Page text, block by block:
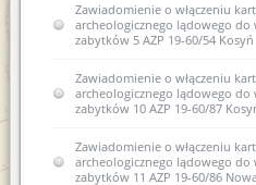
Zawiadomienie o włączeniu
archeologicznego lądowego
zabytków 5 AZP 19-60/54 Kosyń
Zawiadomienie o włączeniu
archeologicznego lądowego
zabytków 10 AZP 19-60/87
Zawiadomienie o włączeniu
archeologicznego lądowego
zabytków 11 AZP 19-60/86